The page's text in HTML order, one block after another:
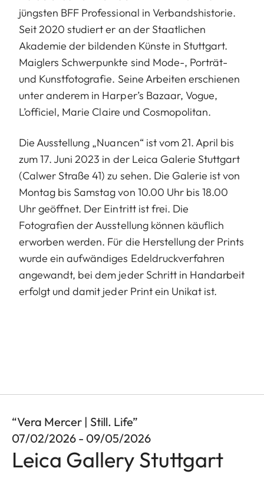
jüngsten BFF Professional in Verbandshistorie.
Seit 2020 studiert er an der Staatlichen
Akademie der bildenden Künste in Stuttgart.
Maiglers Schwerpunkte sind Mode-, Porträt-
und Kunstfotografie. Seine Arbeiten erschienen
unter anderem in Harper’s Bazaar, Vogue,
L’officiel, Marie Claire und Cosmopolitan.
Die Ausstellung „Nuancen“ ist vom 21. April bis
zum 17. Juni 2023 in der Leica Galerie Stuttgart
(Calwer Straße 41) zu sehen. Die Galerie ist von
Montag bis Samstag von 10.00 Uhr bis 18.00
Uhr geöffnet. Der Eintritt ist frei. Die
Fotografien der Ausstellung können käuflich
erworben werden. Für die Herstellung der Prints
wurde ein aufwändiges Edeldruckverfahren
angewandt, bei dem jeder Schritt in Handarbeit
erfolgt und damit jeder Print ein Unikat ist.
“Vera Mercer | Still. Life”
07/02/2026 - 09/05/2026
Leica Gallery Stuttgart